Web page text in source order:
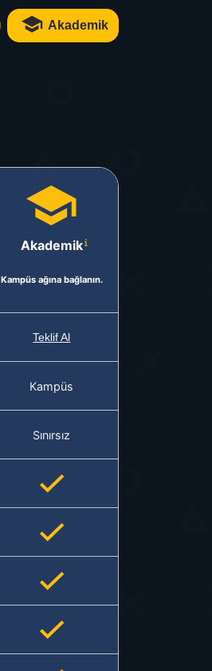
Akademik
Akademik
Kampüs ağına bağlanın.
Teklif Al
Kampüs
Sınırsız